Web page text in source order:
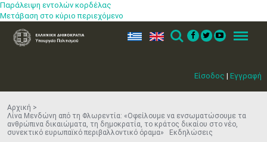
Παράλειψη εντολών κορδέλας
Μετάβαση στο κύριο περιεχόμενο
Είσοδος | Εγγραφή
ελ en Search Menu
Αρχική
Λίνα Μενδώνη από τη Φλωρεντία: «Οφείλουμε να ενσωματώσουμε τα
ανθρώπινα δικαιώματα, τη δημοκρατία, το κράτος δικαίου στο νέο,
συνεκτικό ευρωπαϊκό περιβαλλοντικό όραμα» Εκδηλώσεις